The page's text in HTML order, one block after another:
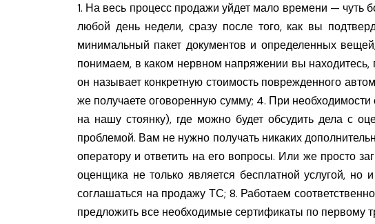
1. На весь процесс продажи уйдет мало времени — чуть
любой день недели, сразу после того, как вы
минимальный пакет документов и определенных
понимаем, в каком нервном напряжении вы
он называет конкретную стоимость поврежденного
же получаете оговоренную сумму; 4. При
на нашу стоянку), где можно будет обсудить дела с
проблемой. Вам не нужно получать никаких
оператору и ответить на его вопросы. Или же просто
оценщика не только является бесплатной услугой,
соглашаться на продажу ТС; 8. Работаем
предложить все необходимые сертификаты по первому